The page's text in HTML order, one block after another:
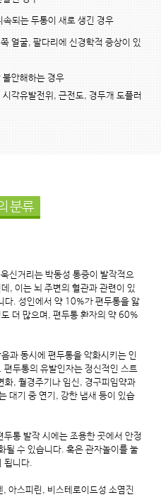
되는 두통이 새로 생긴 경우
얼굴, 팔다리에 신경학적 증상이 있
안해하는 경우
각유발전위, 근전도, 경두개 도플러
분류
신거리는 박동성 통증이 발작적으
, 이는 뇌 주변의 혈관과 관련이 있
다. 성인에서 약 10%가 편두통을 앓
더 많으며, 편두통 환자의 약 60%
과 동시에 편두통을 악화시키는 인
두통의 유발인자는 정신적인 스트
화, 월경주기나 임신, 경구피임약과
대기 중 연기, 강한 냄새 등이 있습
통 발작 시에는 조용한 곳에서 안정
될 수 있습니다. 혹은 관자놀이를 눌
됩니다.
아스피린, 비스테로이드성 소염진